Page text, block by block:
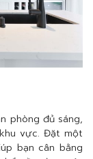
phòng đủ sáng,
vực. Đặt một
bạn cân bằng